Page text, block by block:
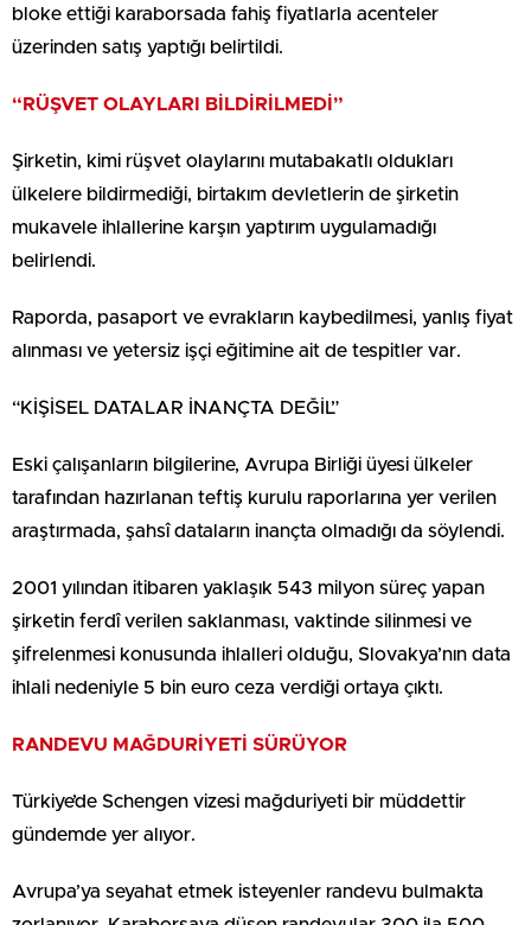
bloke ettiği karaborsada fahiş fiyatlarla acenteler
üzerinden satış yaptığı belirtildi.
“RÜŞVET OLAYLARI BİLDİRİLMEDİ”
Şirketin, kimi rüşvet olaylarını mutabakatlı oldukları
ülkelere bildirmediği, birtakım devletlerin de şirketin
mukavele ihlallerine karşın yaptırım uygulamadığı
belirlendi.
Raporda, pasaport ve evrakların kaybedilmesi, yanlış fiyat
alınması ve yetersiz işçi eğitimine ait de tespitler var.
“KİŞİSEL DATALAR İNANÇTA DEĞİL”
Eski çalışanların bilgilerine, Avrupa Birliği üyesi ülkeler
tarafından hazırlanan teftiş kurulu raporlarına yer verilen
araştırmada, şahsî dataların inançta olmadığı da söylendi.
2001 yılından itibaren yaklaşık 543 milyon süreç yapan
şirketin ferdî verilen saklanması, vaktinde silinmesi ve
şifrelenmesi konusunda ihlalleri olduğu, Slovakya’nın data
ihlali nedeniyle 5 bin euro ceza verdiği ortaya çıktı.
RANDEVU MAĞDURİYETİ SÜRÜYOR
Türkiye’de Schengen vizesi mağduriyeti bir müddettir
gündemde yer alıyor.
Avrupa’ya seyahat etmek isteyenler randevu bulmakta